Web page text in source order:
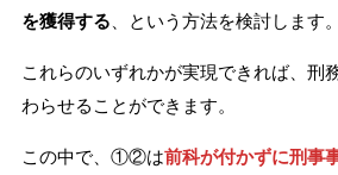
を獲得する 、という方法を検討します。
これらのいずれかが実現できれば、刑
わらせることができます。
この中で、①②は前科が付かずに刑事